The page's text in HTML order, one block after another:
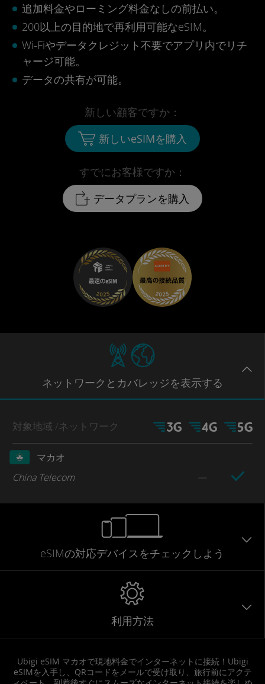
追加料金やローミング料金なしの前払い。
200以上の目的地で再利用可能なeSIM。
Wi-Fiやデータクレジット不要でアプリ内でリチ
ャージ可能。
データの共有が可能。
すでにお客様ですか：
データプランを購入
新しい顧客ですか：
新しいeSIMを購入
ネットワークとカバレッジを表示する
対象地域 /ネットワーク
マカオ
China Telecom
eSIMの対応デバイスをチェックしよう
利用方法
Ubigi eSIM マカオで現地料金でインターネットに接続！Ubigi
eSIMを入手し、QRコードをメールで受け取り、旅行前にアクテ